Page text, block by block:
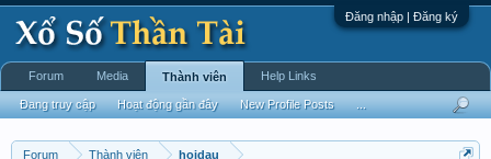
Đăng nhập | Đăng ký
Forum Thành viên hoidau
Forum Media Thành viên
Đang truy cập Hoạt động gần đây New Profile Posts
Help Links